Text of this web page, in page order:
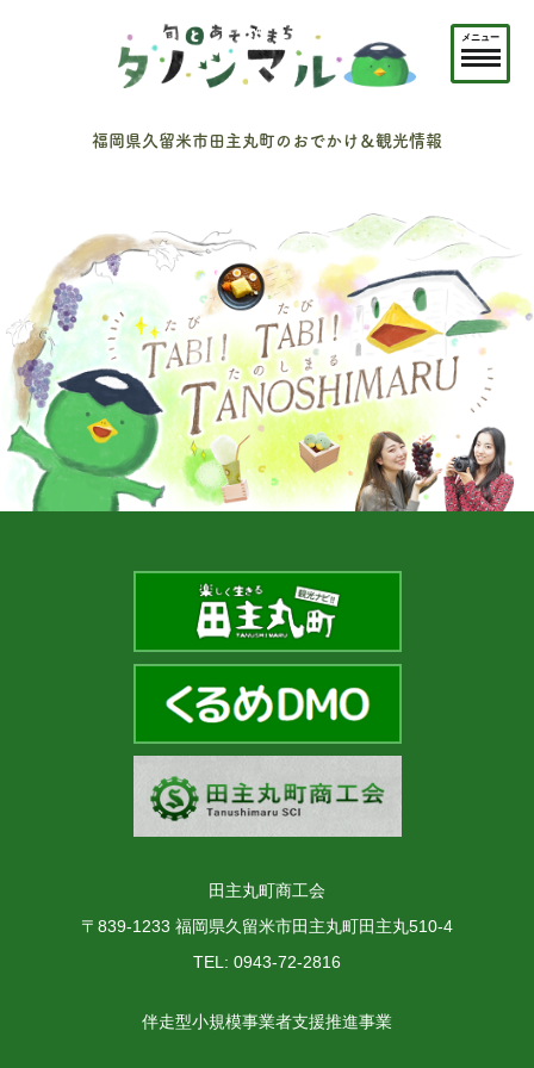
福岡県久留米市田主丸町のおでかけ＆観光情報
メニュー
田主丸町商工会
〒839-1233 福岡県久留米市田主丸町田主丸510-4
TEL: 0943-72-2816
伴走型小規模事業者支援推進事業